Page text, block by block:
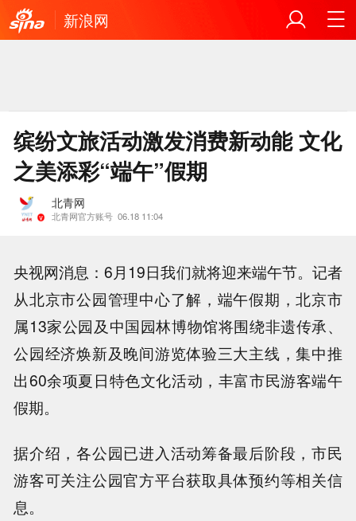
新浪网
缤纷文旅活动激发消费新动能 文化
之美添彩“端午”假期
北青网
北青网官方账号 06.18 11:04
央视网消息：6月19日我们就将迎来端午节。记者
从北京市公园管理中心了解，端午假期，北京市
属13家公园及中国园林博物馆将围绕非遗传承、
公园经济焕新及晚间游览体验三大主线，集中推
出60余项夏日特色文化活动，丰富市民游客端午
假期。
据介绍，各公园已进入活动筹备最后阶段，市民
游客可关注公园官方平台获取具体预约等相关信
息。